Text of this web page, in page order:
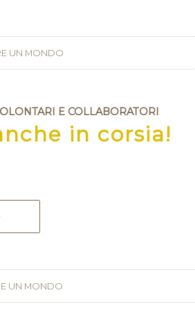
UN MONDO
E COLLABORATORI
in corsia!
UN MONDO